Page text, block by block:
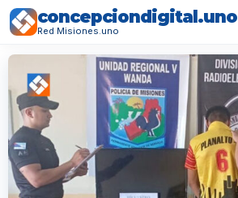
concepciondigital.uno
Red Misiones.uno